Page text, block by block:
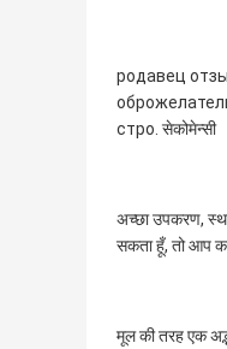
родавец
стро. सेकोमेन्सी
अच्छा उपकरण,
सकता हूँ, तो आप
मूल की तरह एक